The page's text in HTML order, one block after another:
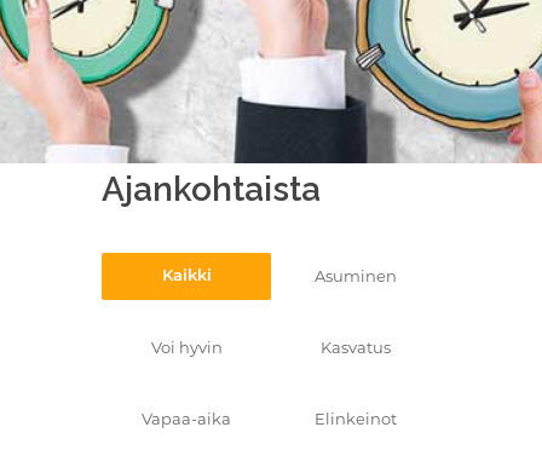
Ajankohtaista
Kaikki Asuminen
Voi hyvin Kasvatus
Vapaa-aika Elinkeinot